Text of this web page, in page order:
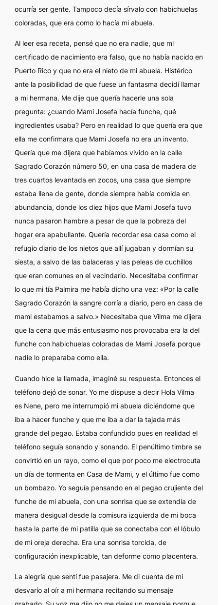
ocurría ser gente. Tampoco decía sírvalo con habichuelas
coloradas, que era como lo hacía mi abuela.
Al leer esa receta, pensé que no era nadie, que mi
certificado de nacimiento era falso, que no había nacido en
Puerto Rico y que no era el nieto de mi abuela. Histérico
ante la posibilidad de que fuese un fantasma decidí llamar
a mi hermana. Me dije que quería hacerle una sola
pregunta: ¿cuando Mami Josefa hacía funche, qué
ingredientes usaba? Pero en realidad lo que quería era que
ella me confirmara que Mami Josefa no era un invento.
Quería que me dijera que habíamos vivido en la calle
Sagrado Corazón número 50, en una casa de madera de
tres cuartos levantada en zocos, una casa que siempre
estaba llena de gente, donde siempre había comida en
abundancia, donde los diez hijos que Mami Josefa tuvo
nunca pasaron hambre a pesar de que la pobreza del
hogar era apabullante. Quería recordar esa casa como el
refugio diario de los nietos que allí jugaban y dormían su
siesta, a salvo de las balaceras y las peleas de cuchillos
que eran comunes en el vecindario. Necesitaba confirmar
lo que mi tía Palmira me había dicho una vez: «Por la calle
Sagrado Corazón la sangre corría a diario, pero en casa de
mami estabamos a salvo.» Necesitaba que Vilma me dijera
que la cena que más entusiasmo nos provocaba era la del
funche con habichuelas coloradas de Mami Josefa porque
nadie lo preparaba como ella.
Cuando hice la llamada, imaginé su respuesta. Entonces el
teléfono dejó de sonar. Yo me dispuse a decir Hola Vilma
es Nene, pero me interrumpió mi abuela diciéndome que
iba a hacer funche y que me iba a dar la tajada más
grande del pegao. Estaba confundido pues en realidad el
teléfono seguía sonando y sonando. El penúltimo timbre se
convirtió en un rayo, como el que por poco me electrocuta
un día de tormenta en Casa de Mami, y el último fue como
un bombazo. Yo seguía pensando en el pegao crujiente del
funche de mi abuela, con una sonrisa que se extendía de
manera desigual desde la comisura izquierda de mi boca
hasta la parte de mi patilla que se conectaba con el lóbulo
de mi oreja derecha. Era una sonrisa torcida, de
configuración inexplicable, tan deforme como placentera.
La alegría que sentí fue pasajera. Me di cuenta de mi
desvarío al oír a mi hermana recitando su mensaje